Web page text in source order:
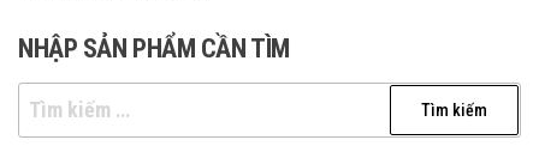
NHẬP SẢN PHẨM CẦN TÌM
Tìm
kiếm